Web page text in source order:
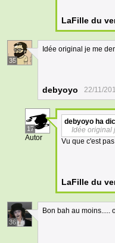
LaFille du
35
Idée original je me
debyoyo 22/11/
17
Autor
debyoyo ha
Idée original
Vu que c'est
LaFille du
36
Bon bah au moins.....